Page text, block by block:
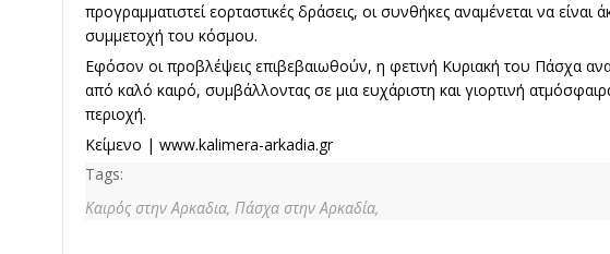
προγραμματιστεί εορταστικές δράσεις, οι συνθήκες αναμένεται να είναι
συμμετοχή του κόσμου.
Εφόσον οι προβλέψεις επιβεβαιωθούν, η φετινή Κυριακή του Πάσχα
από καλό καιρό, συμβάλλοντας σε μια ευχάριστη και γιορτινή
περιοχή.
Κείμενο | www.kalimera-arkadia.gr
Tags:
Καιρός στην Αρκαδια, Πάσχα στην Αρκαδία,